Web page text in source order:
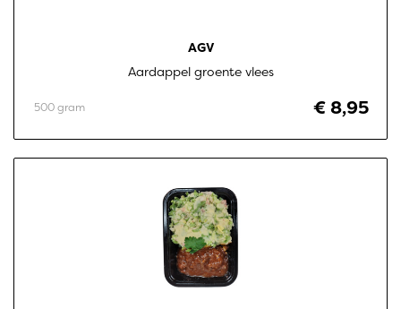
AGV
Aardappel groente vlees
€ 8,95
500 gram